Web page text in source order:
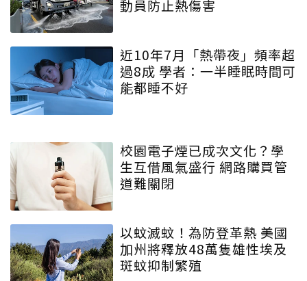
動員防止熱傷害
近10年7月「熱帶夜」頻率超
過8成 學者：一半睡眠時間可
能都睡不好
校園電子煙已成次文化？學
生互借風氣盛行 網路購買管
道難關閉
以蚊滅蚊！為防登革熱 美國
加州將釋放48萬隻雄性埃及
斑蚊抑制繁殖